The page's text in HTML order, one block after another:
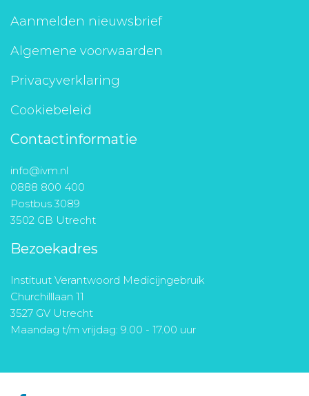
Aanmelden nieuwsbrief
Algemene voorwaarden
Privacyverklaring
Cookiebeleid
Contactinformatie
info@ivm.nl
0888 800 400
Postbus 3089
3502 GB Utrecht
Bezoekadres
Instituut Verantwoord Medicijngebruik
Churchilllaan 11
3527 GV Utrecht
Maandag t/m vrijdag: 9.00 - 17.00 uur